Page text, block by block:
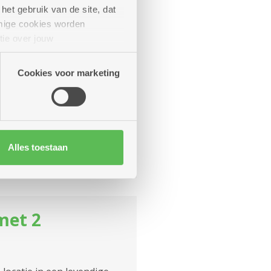
gebruik van de site, dat
cookies worden
over jouw
kunnen deze gegevens
Cookies voor marketing
Alles toestaan
1
(incl.
per
Meer weten
2